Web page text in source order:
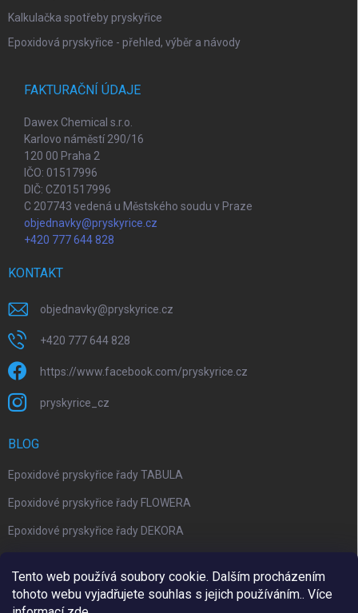
Tento web používá soubory cookie. Dalším procházením
tohoto webu vyjadřujete souhlas s jejich používáním.. Více
Kalkulačka spotřeby pryskyřice
Epoxidová pryskyřice - přehled, výběr a návody
FAKTURAČNÍ ÚDAJE
Dawex Chemical s.r.o.
Karlovo náměstí 290/16
120 00 Praha 2
IČO: 01517996
DIČ: CZ01517996
C 207743 vedená u Městského soudu v Praze
objednavky@pryskyrice.cz
+420 777 644 828
KONTAKT
objednavky@pryskyrice.cz
+420 777 644 828
https://www.facebook.com/pryskyrice.cz
pryskyrice_cz
BLOG
Epoxidové pryskyřice řady TABULA
Epoxidové pryskyřice řady FLOWERA
Epoxidové pryskyřice řady DEKORA